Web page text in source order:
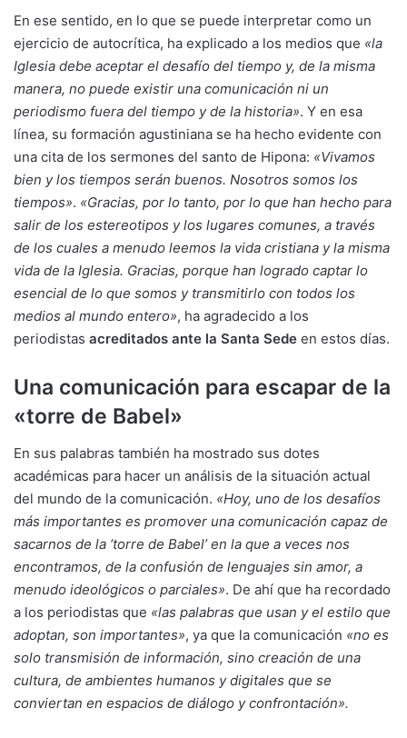
En ese sentido, en lo que se puede interpretar como un
ejercicio de autocrítica, ha explicado a los medios que «la
Iglesia debe aceptar el desafío del tiempo y, de la misma
manera, no puede existir una comunicación ni un
periodismo fuera del tiempo y de la historia». Y en esa
línea, su formación agustiniana se ha hecho evidente con
una cita de los sermones del santo de Hipona: «Vivamos
bien y los tiempos serán buenos. Nosotros somos los
tiempos». «Gracias, por lo tanto, por lo que han hecho para
salir de los estereotipos y los lugares comunes, a través
de los cuales a menudo leemos la vida cristiana y la misma
vida de la Iglesia. Gracias, porque han logrado captar lo
esencial de lo que somos y transmitirlo con todos los
medios al mundo entero», ha agradecido a los
periodistas acreditados ante la Santa Sede en estos días.
Una comunicación para escapar de la
«torre de Babel»
En sus palabras también ha mostrado sus dotes
académicas para hacer un análisis de la situación actual
del mundo de la comunicación. «Hoy, uno de los desafíos
más importantes es promover una comunicación capaz de
sacarnos de la ‘torre de Babel’ en la que a veces nos
encontramos, de la confusión de lenguajes sin amor, a
menudo ideológicos o parciales». De ahí que ha recordado
a los periodistas que «las palabras que usan y el estilo que
adoptan, son importantes», ya que la comunicación «no es
solo transmisión de información, sino creación de una
cultura, de ambientes humanos y digitales que se
conviertan en espacios de diálogo y confrontación».